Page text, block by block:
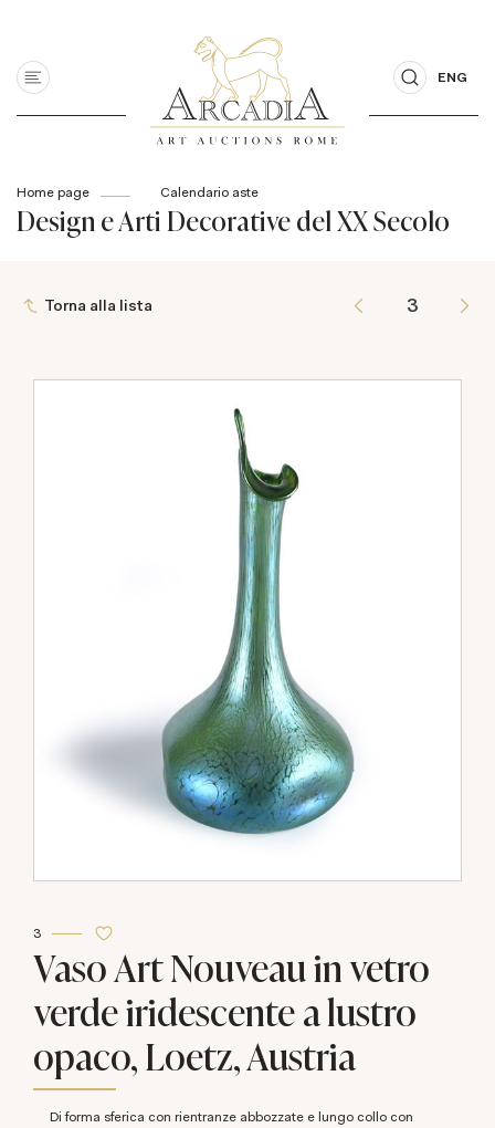
ENG
Home page Calendario aste
Design e Arti Decorative del XX Secolo
Torna alla lista
3
Vaso Art Nouveau in vetro
verde iridescente a lustro
opaco, Loetz, Austria
di forma sferica con rientranze abbozzate e lungo collo con